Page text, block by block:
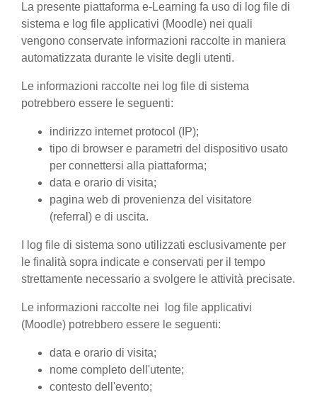
La presente piattaforma e-Learning fa uso di log file di
sistema e log file applicativi (Moodle) nei quali
vengono conservate informazioni raccolte in maniera
automatizzata durante le visite degli utenti.
Le informazioni raccolte nei log file di sistema
potrebbero essere le seguenti:
indirizzo internet protocol (IP);
tipo di browser e parametri del dispositivo usato
per connettersi alla piattaforma;
data e orario di visita;
pagina web di provenienza del visitatore
(referral) e di uscita.
I log file di sistema sono utilizzati esclusivamente per
le finalità sopra indicate e conservati per il tempo
strettamente necessario a svolgere le attività precisate.
Le informazioni raccolte nei log file applicativi
(Moodle) potrebbero essere le seguenti:
data e orario di visita;
nome completo dell'utente;
contesto dell'evento;